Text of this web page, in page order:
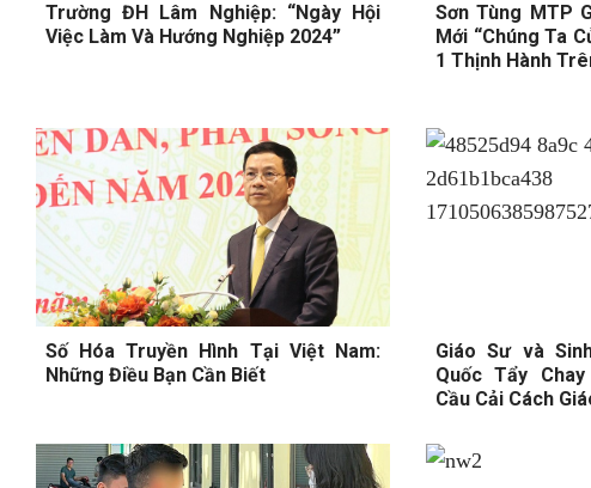
Trường ĐH Lâm Nghiệp: “Ngày Hội
Việc Làm Và Hướng Nghiệp 2024”
Sơn Tùng MTP
Mới “Chúng Ta
1 Thịnh Hành
Số Hóa Truyền Hình Tại Việt Nam:
Những Điều Bạn Cần Biết
Giáo Sư và
Quốc Tẩy
Cầu Cải Cách